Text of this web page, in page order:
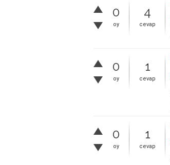
0
oy
4
cevap
0
oy
1
cevap
0
oy
1
cevap